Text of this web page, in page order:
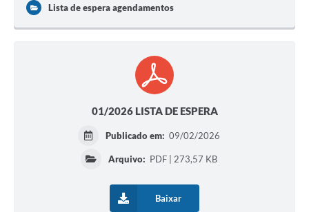
Lista de espera agendamentos
01/2026 LISTA DE ESPERA
Publicado em: 09/02/2026
Arquivo: PDF | 273,57 KB
Baixar